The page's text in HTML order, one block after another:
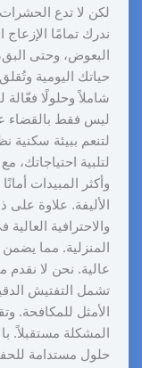
لكن لا تدع
ندرك تمامًا
البعوض، وحتى
حياتك اليومية
شاملاً وحلولًا
ليس فقط بالقضاء
لتنعم ببيئة
لتلبية احتياجاتك،
وأكثر المبيدات
الأليفة. علاوة على
والاحترافية
المنزلية. مما
عالية. نحن لا
تشمل التفتيش
الأمثل للمكافحة.
المشكلة مستقبلاً.
حلول مستدامة